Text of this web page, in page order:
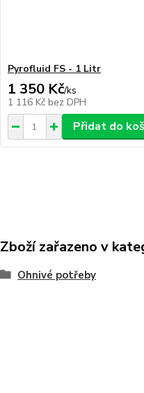
Pyrofluid FS - 1 Litr
1 350 Kč/ks
1 116 Kč bez DPH
Přidat do
Zboží zařazeno v
Ohnivé potřeby